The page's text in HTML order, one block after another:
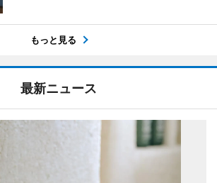
もっと見る
最新ニュース